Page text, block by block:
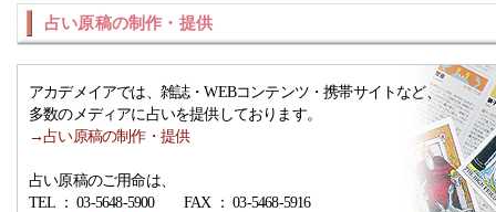
占い原稿の制作・提供
アカデメイアでは、雑誌・WEBコンテンツ・携帯サイトなど、
多数のメディアに占いを提供しております。
→占い原稿の制作・提供
占い原稿のご用命は、
TEL ： 03-5648-5900 FAX ： 03-5468-5916